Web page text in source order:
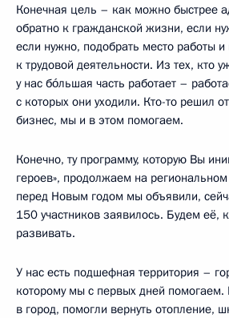
Конечная цель – как можно быстрее
обратно к гражданской жизни, если
если нужно, подобрать место работы и
к трудовой деятельности. Из тех, кто
у нас бóльшая часть работает –
с которых они уходили. Кто-то решил
бизнес, мы и в этом помогаем.
Конечно, ту программу, которую Вы
героев», продолжаем на
перед Новым годом мы объявили,
150 участников заявилось. Будем её,
развивать.
У нас есть подшефная территория –
которому мы с первых дней помогаем.
в город, помогли вернуть отопление,